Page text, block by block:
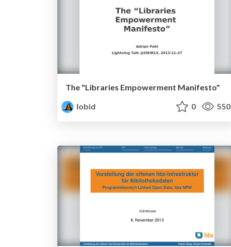
The "Libraries Empowerment Manifesto"
lobid
0 550